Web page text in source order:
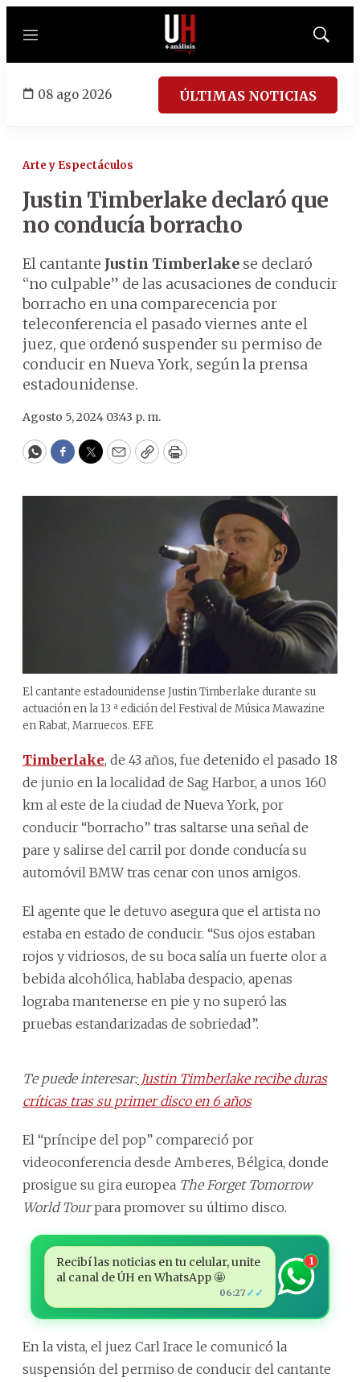
Menú
Mostrar
08 ago 2026 ÚLTIMAS NOTICIAS
Arte y Espectáculos
Justin Timberlake declaró que
no conducía borracho
El cantante Justin Timberlake se declaró
“no culpable” de las acusaciones de conducir
borracho en una comparecencia por
teleconferencia el pasado viernes ante el
juez, que ordenó suspender su permiso de
conducir en Nueva York, según la prensa
estadounidense.
Agosto 5, 2024 03:43 p. m.
WhatsApp
Facebook
Twitter
EmailCopyPrint
El cantante estadounidense Justin Timberlake durante su
actuación en la 13 ª edición del Festival de Música Mawazine
en Rabat, Marruecos. EFE
Timberlake, de 43 años, fue detenido el pasado 18
de junio en la localidad de Sag Harbor, a unos 160
km al este de la ciudad de Nueva York, por
conducir “borracho” tras saltarse una señal de
pare y salirse del carril por donde conducía su
automóvil BMW tras cenar con unos amigos.
El agente que le detuvo asegura que el artista no
estaba en estado de conducir. “Sus ojos estaban
rojos y vidriosos, de su boca salía un fuerte olor a
bebida alcohólica, hablaba despacio, apenas
lograba mantenerse en pie y no superó las
pruebas estandarizadas de sobriedad”.
Te puede interesar:Justin Timberlake recibe duras
críticas tras su primer disco en 6 años
El “príncipe del pop” compareció por
videoconferencia desde Amberes, Bélgica, donde
prosigue su gira europea The Forget Tomorrow
World Tourpara promover su último disco.
Recibí las noticias en tu celular, unite
al canal de ÚH en WhatsApp 🤩
06:27 ✓✓
1
En la vista, el juez Carl Irace le comunicó la
suspensión del permiso de conducir del cantante